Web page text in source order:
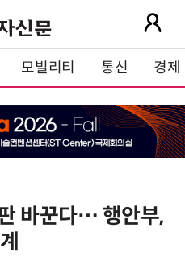
모빌리티 통신 경제
바꾼다… 행안부,